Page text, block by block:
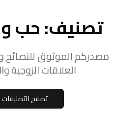
تصنيف: حب
مصدركم الموثوق للنصائح
العلاقات الزوجية
تصفح التصنيفات